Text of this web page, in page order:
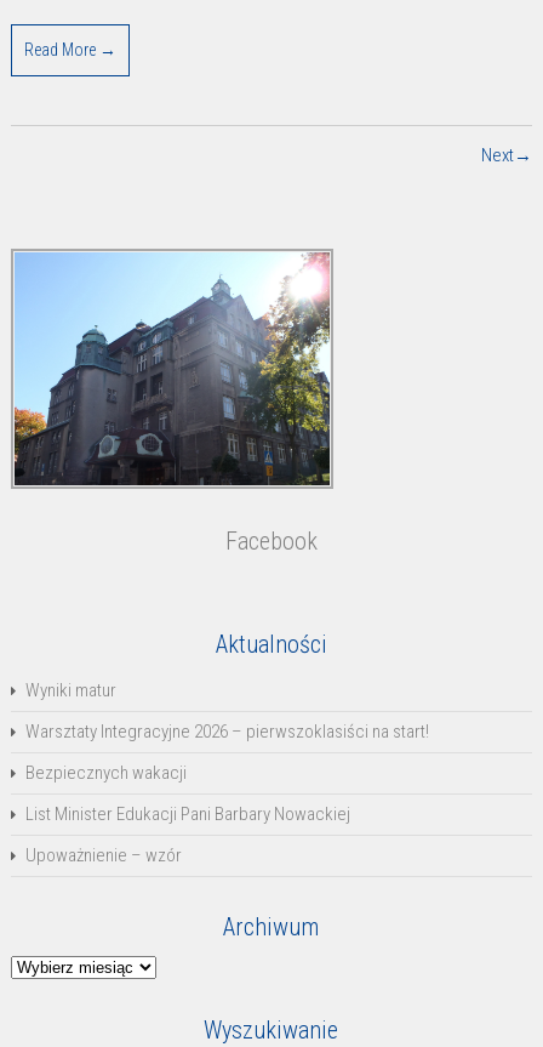
Read More →
Next→
Facebook
Aktualności
Wyniki matur
Warsztaty Integracyjne 2026 – pierwszoklasiści na start!
Bezpiecznych wakacji
List Minister Edukacji Pani Barbary Nowackiej
Upoważnienie – wzór
Archiwum
Archiwum
Wyszukiwanie